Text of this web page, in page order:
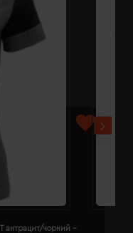
антрацит/чорний -